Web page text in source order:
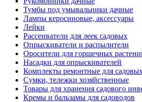
Тумбы под умывальники дачные
Лампы керосиновые, аксессуары
Лейки
Рассеиватели для леек садовых
Опрыскиватели и распылители
Оросители для горшечных
Насадки для опрыскивателей
Комплекты ремонтные для
Сумки, тележки хозяйственные
Товары для хранения садового
Кремы и бальзамы для садоводов